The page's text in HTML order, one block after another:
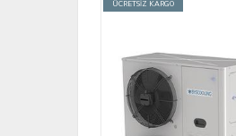
ÜCRETSİZ KARGO